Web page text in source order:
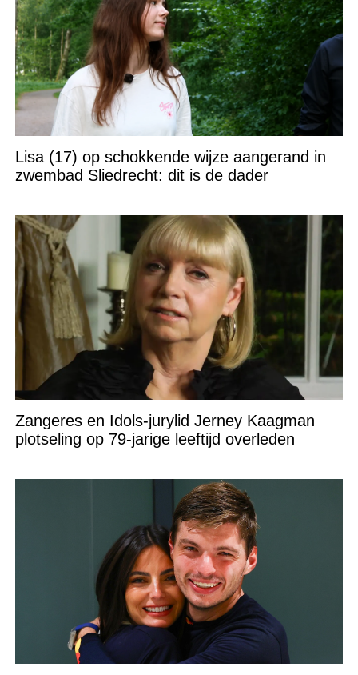
Lisa (17) op schokkende wijze aangerand in
zwembad Sliedrecht: dit is de dader
Zangeres en Idols-jurylid Jerney Kaagman
plotseling op 79-jarige leeftijd overleden